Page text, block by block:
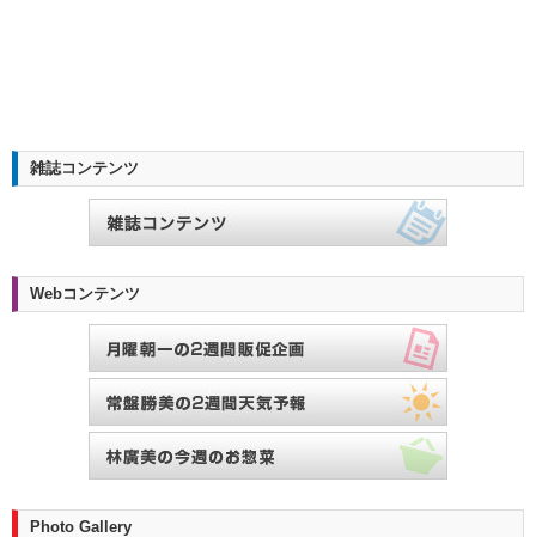
雑誌コンテンツ
Webコンテンツ
Photo Gallery